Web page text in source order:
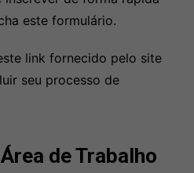
este formulário.
link fornecido pelo site
seu processo de
de Trabalho